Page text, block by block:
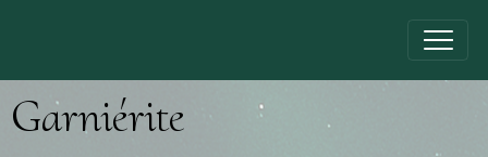
Garniérite